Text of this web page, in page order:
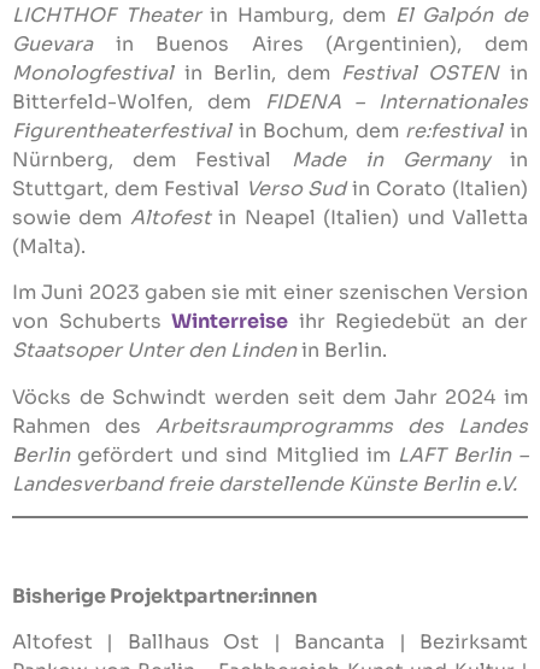
LICHTHOF Theaterin Hamburg, dem El Galpón de
Guevarain Buenos Aires (Argentinien), dem
Monologfestivalin Berlin, dem Festival OSTENin
Bitterfeld-Wolfen, dem
FIDENA – Internationales
Figurentheaterfestivalin Bochum, dem re:festivalin
Nürnberg, dem Festival
Made in Germanyin
Stuttgart, dem Festival Verso Sudin Corato (Italien)
sowie dem Altofestin Neapel (Italien) und Valletta
(Malta).
Im Juni 2023 gaben sie mit einer szenischen Version
von Schuberts Winterreise ihr Regiedebüt an der
Staatsoper Unter den Lindenin Berlin.
Vöcks de Schwindt werden seit dem Jahr 2024 im
Rahmen des Arbeitsraumprogramms des Landes
Berlingefördert und sind Mitglied im LAFT Berlin –
Landesverband freie darstellende Künste Berlin e.V.
Bisherige Projektpartner:innen
Altofest | Ballhaus Ost | Bancanta | Bezirksamt